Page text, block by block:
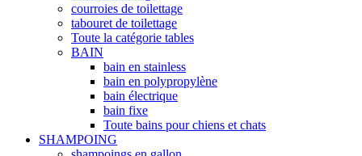
courroies de toilettage
tabouret de toilettage
Toute la catégorie tables
BAIN
bain en stainless
bain en polypropylène
bain électrique
bain fixe
Toute bains pour chiens et chats
SHAMPOING